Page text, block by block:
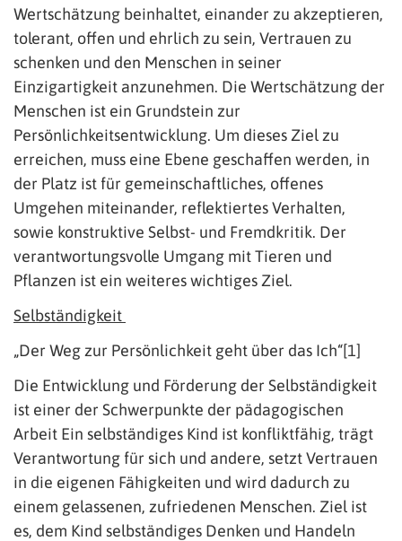
Wertschätzung beinhaltet, einander zu akzeptieren,
tolerant, offen und ehrlich zu sein, Vertrauen zu
schenken und den Menschen in seiner
Einzigartigkeit anzunehmen. Die Wertschätzung der
Menschen ist ein Grundstein zur
Persönlichkeitsentwicklung. Um dieses Ziel zu
erreichen, muss eine Ebene geschaffen werden, in
der Platz ist für gemeinschaftliches, offenes
Umgehen miteinander, reflektiertes Verhalten,
sowie konstruktive Selbst- und Fremdkritik. Der
verantwortungsvolle Umgang mit Tieren und
Pflanzen ist ein weiteres wichtiges Ziel.
Selbständigkeit
„Der Weg zur Persönlichkeit geht über das Ich“[1]
Die Entwicklung und Förderung der Selbständigkeit
ist einer der Schwerpunkte der pädagogischen
Arbeit Ein selbständiges Kind ist konfliktfähig, trägt
Verantwortung für sich und andere, setzt Vertrauen
in die eigenen Fähigkeiten und wird dadurch zu
einem gelassenen, zufriedenen Menschen. Ziel ist
es, dem Kind selbständiges Denken und Handeln